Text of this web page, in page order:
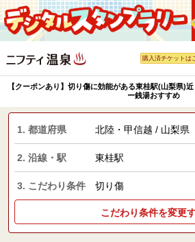
購入済チケットは
【クーポンあり】切り傷に効能がある東桂駅(山梨県)
ー銭湯おすすめ
1. 都道府県 北陸・甲信越 / 山梨県
2. 沿線・駅 東桂駅
3. こだわり条件 切り傷
こだわり条件を変更